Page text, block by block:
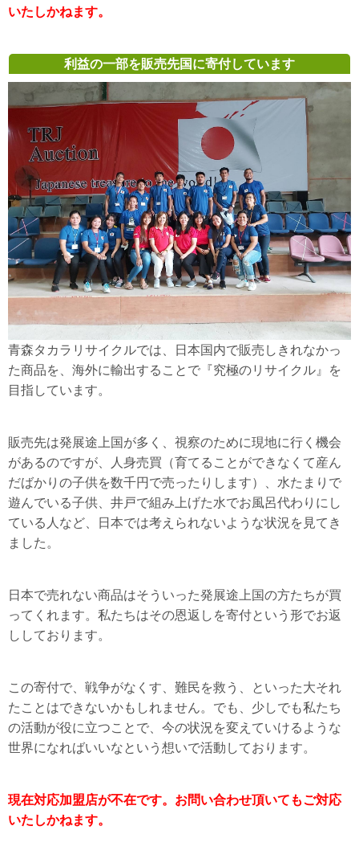
いたしかねます。
利益の一部を販売先国に寄付しています
青森タカラリサイクルでは、日本国内で販売しきれなかっ
た商品を、海外に輸出することで『究極のリサイクル』を
目指しています。
販売先は発展途上国が多く、視察のために現地に行く機会
があるのですが、人身売買（育てることができなくて産ん
だばかりの子供を数千円で売ったりします）、水たまりで
遊んでいる子供、井戸で組み上げた水でお風呂代わりにし
ている人など、日本では考えられないような状況を見てき
ました。
日本で売れない商品はそういった発展途上国の方たちが買
ってくれます。私たちはその恩返しを寄付という形でお返
ししております。
この寄付で、戦争がなくす、難民を救う、といった大それ
たことはできないかもしれません。でも、少しでも私たち
の活動が役に立つことで、今の状況を変えていけるような
世界になればいいなという想いで活動しております。
現在対応加盟店が不在です。お問い合わせ頂いてもご対応
いたしかねます。